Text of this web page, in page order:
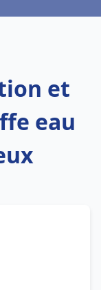
et
eau